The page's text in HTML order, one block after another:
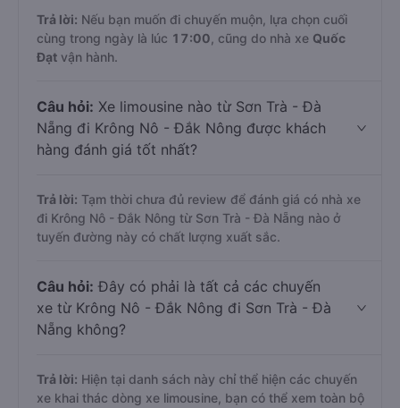
Trả lời: Nếu bạn muốn đi chuyến muộn, lựa chọn cuối
cùng trong ngày là lúc 17:00 , cũng do nhà xe Quốc
Đạt vận hành.
Câu hỏi: Xe limousine nào từ Sơn Trà - Đà
Nẵng đi Krông Nô - Đắk Nông được khách
hàng đánh giá tốt nhất?
Trả lời: Tạm thời chưa đủ review để đánh giá có nhà xe
đi Krông Nô - Đắk Nông từ Sơn Trà - Đà Nẵng nào ở
tuyến đường này có chất lượng xuất sắc.
Câu hỏi: Đây có phải là tất cả các chuyến
xe từ Krông Nô - Đắk Nông đi Sơn Trà - Đà
Nẵng không?
Trả lời: Hiện tại danh sách này chỉ thể hiện các chuyến
xe khai thác dòng xe limousine, bạn có thể xem toàn bộ